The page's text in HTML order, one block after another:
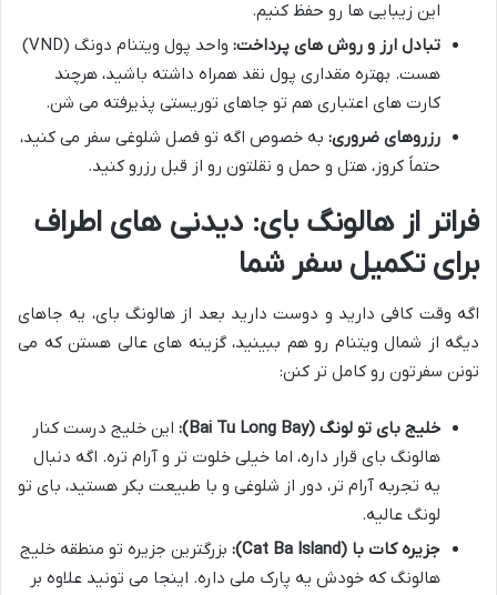
این زیبایی ها رو حفظ کنیم.
تبادل ارز و روش های پرداخت:
واحد پول ویتنام دونگ (VND)
هست. بهتره مقداری پول نقد همراه داشته باشید، هرچند
کارت های اعتباری هم تو جاهای توریستی پذیرفته می شن.
رزروهای ضروری: به خصوص اگه تو فصل شلوغی سفر می کنید،
حتماً کروز، هتل و حمل و نقلتون رو از قبل رزرو کنید.
فراتر از هالونگ بای: دیدنی های اطراف
برای تکمیل سفر شما
اگه وقت کافی دارید و دوست دارید بعد از هالونگ بای، یه جاهای
دیگه از شمال ویتنام رو هم ببینید، گزینه های عالی هستن که می
تونن سفرتون رو کامل تر کنن:
خلیج بای تو لونگ (Bai Tu Long Bay):
این خلیج درست کنار
هالونگ بای قرار داره، اما خیلی خلوت تر و آرام تره. اگه دنبال
یه تجربه آرام تر، دور از شلوغی و با طبیعت بکر هستید، بای تو
لونگ عالیه.
جزیره کات با (Cat Ba Island):
بزرگترین جزیره تو منطقه خلیج
هالونگ که خودش یه پارک ملی داره. اینجا می تونید علاوه بر